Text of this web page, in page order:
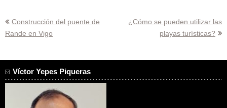
Navegación
de
Construcción del puente de
Rande en Vigo
¿Cómo se pueden utilizar las
playas turísticas?
Víctor Yepes Piqueras